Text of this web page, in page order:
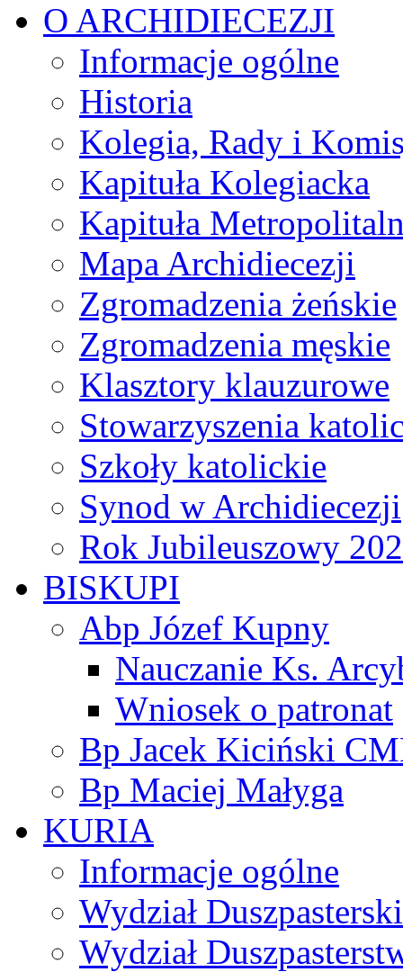
O ARCHIDIECEZJI
Informacje ogólne
Historia
Kolegia, Rady i
Kapituła Kolegiacka
Kapituła
Mapa Archidiecezji
Zgromadzenia żeńskie
Zgromadzenia męskie
Klasztory klauzurowe
Stowarzyszenia
Szkoły katolickie
Synod w Archidiecezji
Rok Jubileuszowy
BISKUPI
Abp Józef Kupny
Nauczanie Ks.
Wniosek o patronat
Bp Jacek Kiciński
Bp Maciej Małyga
KURIA
Informacje ogólne
Wydział Duszpasterski
Wydział